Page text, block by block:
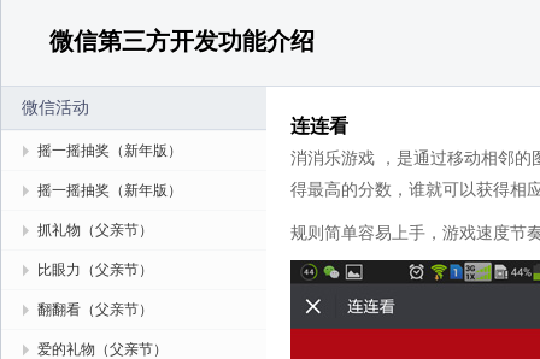
微信第三方开发功能介绍
微信活动
摇一摇抽奖（新年版）
摇一摇抽奖（新年版）
抓礼物（父亲节）
比眼力（父亲节）
翻翻看（父亲节）
爱的礼物（父亲节）
连连看
消消乐游戏 ，是通过移动相邻
得最高的分数，谁就可以获得相
规则简单容易上手，游戏速度节